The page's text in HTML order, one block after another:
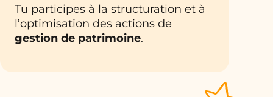
Tu participes à la structuration et à
l’optimisation des actions de
gestion de patrimoine.